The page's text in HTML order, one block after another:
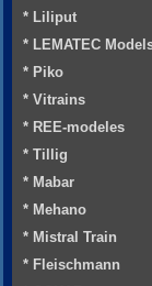
* Liliput
* LEMATEC
* Piko
* Vitrains
* REE-modeles
* Tillig
* Mabar
* Mehano
* Mistral Train
* Fleischmann